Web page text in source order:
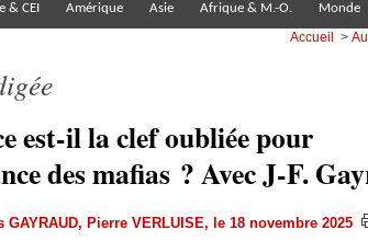
& CEI Amérique Asie Afrique & M.-O. Monde
Accueil >
est-il la clef oubliée pour
des mafias ? Avec J-F.
GAYRAUD, Pierre VERLUISE, le 18 novembre 2025